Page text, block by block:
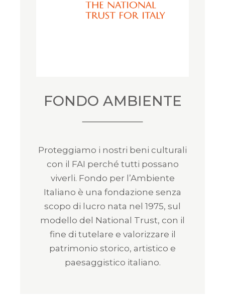
FONDO AMBIENTE
Proteggiamo i nostri beni culturali
con il FAI perché tutti possano
viverli. Fondo per l’Ambiente
Italiano è una fondazione senza
scopo di lucro nata nel 1975, sul
modello del National Trust, con il
fine di tutelare e valorizzare il
patrimonio storico, artistico e
paesaggistico italiano.